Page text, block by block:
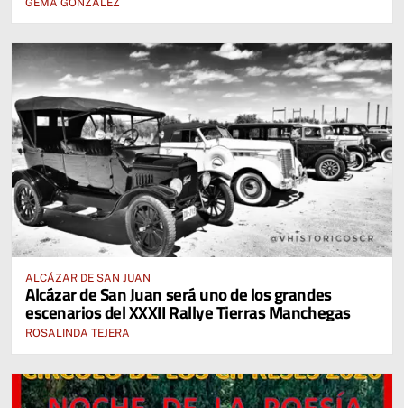
ALCÁZAR DE SAN JUAN
Alcázar de San Juan será uno de los grandes
escenarios del XXXII Rallye Tierras Manchegas
ROSALINDA TEJERA